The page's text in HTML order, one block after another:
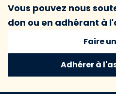
Vous pouvez nous
don ou en adhérant à
Faire
Adhérer à